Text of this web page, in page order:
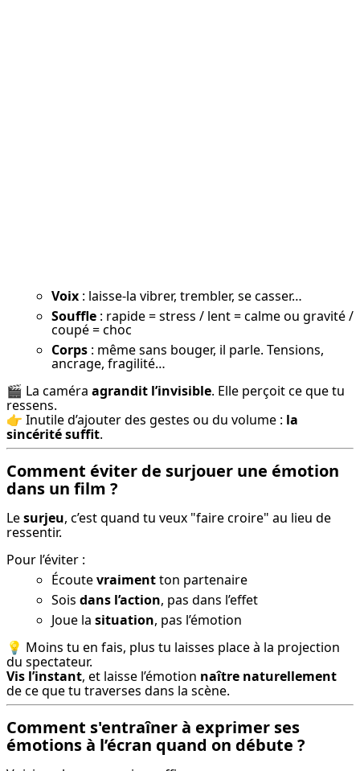
Voix : laisse-la vibrer, trembler, se casser…
Souffle : rapide = stress / lent = calme ou gravité /
coupé = choc
Corps : même sans bouger, il parle. Tensions,
ancrage, fragilité…
🎬 La caméra agrandit l’invisible. Elle perçoit ce que tu
ressens.
👉 Inutile d’ajouter des gestes ou du volume : la
sincérité suffit.
Comment éviter de surjouer une émotion
dans un film ?
Le surjeu, c’est quand tu veux "faire croire" au lieu de
ressentir.
Pour l’éviter :
Écoutevraimentton partenaire
Sois dans l’action, pas dans l’effet
Joue la situation, pas l’émotion
💡 Moins tu en fais, plus tu laisses place à la projection
Vis l’instant, et laisse l’émotion naître naturellement
de ce que tu traverses dans la scène.
Comment s'entraîner à exprimer ses
émotions à l’écran quand on débute ?